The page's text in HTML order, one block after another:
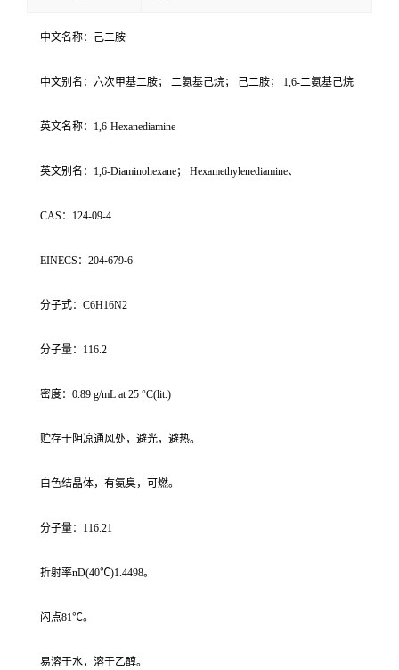
中文名称：己二胺
中文别名：六次甲基二胺； 二氨基己烷； 己二胺； 1,6-二氨基己烷
英文名称：1,6-Hexanediamine
英文别名：1,6-Diaminohexane； Hexamethylenediamine、
CAS：124-09-4
EINECS：204-679-6
分子式：C6H16N2
分子量：116.2
密度：0.89 g/mL at 25 °C(lit.)
贮存于阴凉通风处，避光，避热。
白色结晶体，有氨臭，可燃。
分子量：116.21
折射率nD(40℃)1.4498。
闪点81℃。
易溶于水，溶于乙醇。